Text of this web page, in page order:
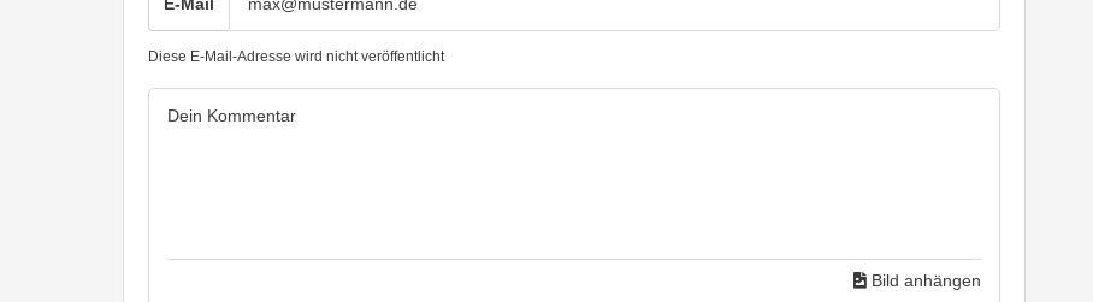
E-Mail
Diese E-Mail-Adresse wird nicht veröffentlicht
Bild anhängen